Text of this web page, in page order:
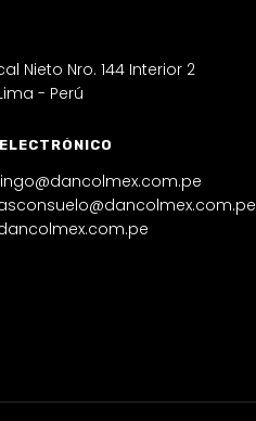
Nieto Nro. 144 Interior 2
- Perú